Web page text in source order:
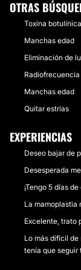
OTRAS
Toxina botulínica
Manchas edad
Eliminación de
Radiofrecuencia
Manchas edad
Quitar estrías
EXPERIENCIAS
Deseo bajar de
Desesperada
¡Tengo 5 días
La mamoplastia
Excelente, trato
Lo más difícil
tenía que seguir